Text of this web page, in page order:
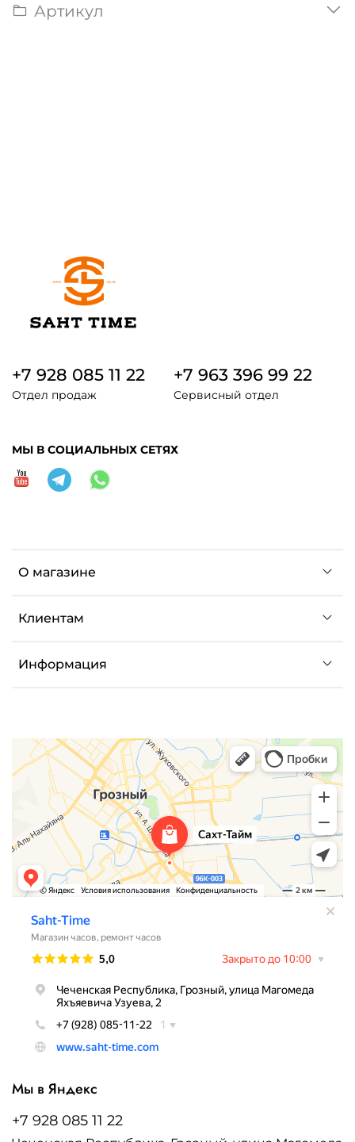
Артикул
О магазине
Клиентам
Информация
+7 928 085 11 22
Отдел продаж
+7 963 396 99 22
Сервисный отдел
МЫ В СОЦИАЛЬНЫХ СЕТЯХ
Мы в Яндекс
+7 928 085 11 22